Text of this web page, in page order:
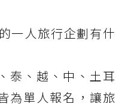
一人旅行企劃有什
泰、越、中、土耳
為單人報名，讓旅